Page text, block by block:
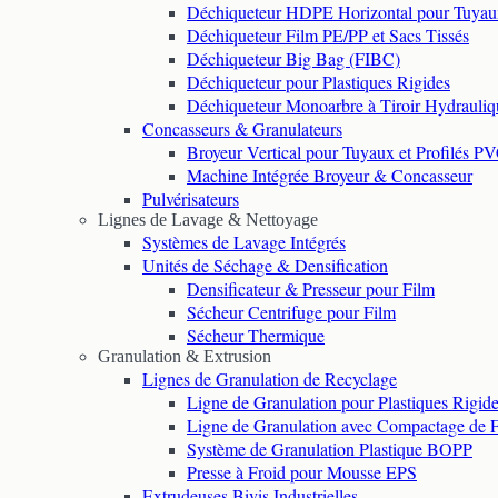
Déchiqueteur HDPE Horizontal pour
Déchiqueteur Film PE/PP et Sacs Tissés
Déchiqueteur Big Bag (FIBC)
Déchiqueteur pour Plastiques Rigides
Déchiqueteur Monoarbre à Tiroir
Concasseurs & Granulateurs
Broyeur Vertical pour Tuyaux et Profilés
Machine Intégrée Broyeur & Concasseur
Pulvérisateurs
Lignes de Lavage & Nettoyage
Systèmes de Lavage Intégrés
Unités de Séchage & Densification
Densificateur & Presseur pour Film
Sécheur Centrifuge pour Film
Sécheur Thermique
Granulation & Extrusion
Lignes de Granulation de Recyclage
Ligne de Granulation pour Plastiques
Ligne de Granulation avec Compactage de
Système de Granulation Plastique BOPP
Presse à Froid pour Mousse EPS